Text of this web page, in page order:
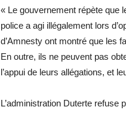
« Le gouvernement répète que
police a agi illégalement lors
d’Amnesty ont montré que les
En outre, ils ne peuvent pas
l’appui de leurs allégations, et
L’administration Duterte refuse